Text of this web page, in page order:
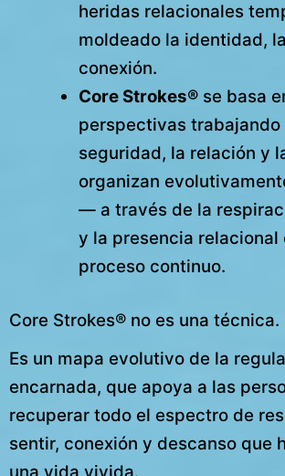
heridas relacionales
moldeado la identidad,
conexión.
Core Strokes® se basa
perspectivas trabajando
seguridad, la relación y
organizan
— a través de la
y la presencia relacional
proceso continuo.
Core Strokes® no es una técnica.
Es un mapa evolutivo de la
encarnada, que apoya a las
recuperar todo el espectro de
sentir, conexión y descanso que